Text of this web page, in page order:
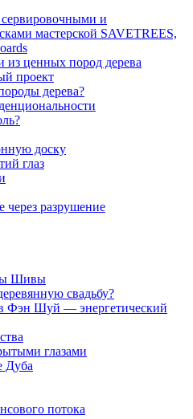
сервировочными и
мастерской SAVETREES,
из ценных пород дерева
проект
дерева?
доску
глаз
разрушение
Шивы
свадьбу?
Фэн Шуй — энергетический
глазами
Дуба
потока